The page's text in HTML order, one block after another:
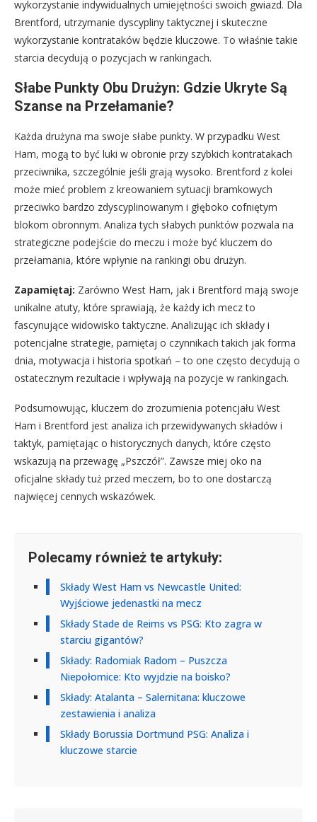
wykorzystanie indywidualnych umiejętności swoich gwiazd. Dla
Brentford, utrzymanie dyscypliny taktycznej i skuteczne
wykorzystanie kontrataków będzie kluczowe. To właśnie takie
starcia decydują o pozycjach w rankingach.
Słabe Punkty Obu Drużyn: Gdzie Ukryte Są
Szanse na Przełamanie?
Każda drużyna ma swoje słabe punkty. W przypadku West
Ham, mogą to być luki w obronie przy szybkich kontratakach
przeciwnika, szczególnie jeśli grają wysoko. Brentford z kolei
może mieć problem z kreowaniem sytuacji bramkowych
przeciwko bardzo zdyscyplinowanym i głęboko cofniętym
blokom obronnym. Analiza tych słabych punktów pozwala na
strategiczne podejście do meczu i może być kluczem do
przełamania, które wpłynie na rankingi obu drużyn.
Zapamiętaj: Zarówno West Ham, jak i Brentford mają swoje
unikalne atuty, które sprawiają, że każdy ich mecz to
fascynujące widowisko taktyczne. Analizując ich składy i
potencjalne strategie, pamiętaj o czynnikach takich jak forma
dnia, motywacja i historia spotkań – to one często decydują o
ostatecznym rezultacie i wpływają na pozycje w rankingach.
Podsumowując, kluczem do zrozumienia potencjału West
Ham i Brentford jest analiza ich przewidywanych składów i
taktyk, pamiętając o historycznych danych, które często
wskazują na przewagę „Pszczół”. Zawsze miej oko na
oficjalne składy tuż przed meczem, bo to one dostarczą
najwięcej cennych wskazówek.
Polecamy również te artykuły:
Składy West Ham vs Newcastle United:
Wyjściowe jedenastki na mecz
Składy Stade de Reims vs PSG: Kto zagra w
starciu gigantów?
Składy: Radomiak Radom – Puszcza
Niepołomice: Kto wyjdzie na boisko?
Składy: Atalanta – Salernitana: kluczowe
zestawienia i analiza
Składy Borussia Dortmund PSG: Analiza i
kluczowe starcie